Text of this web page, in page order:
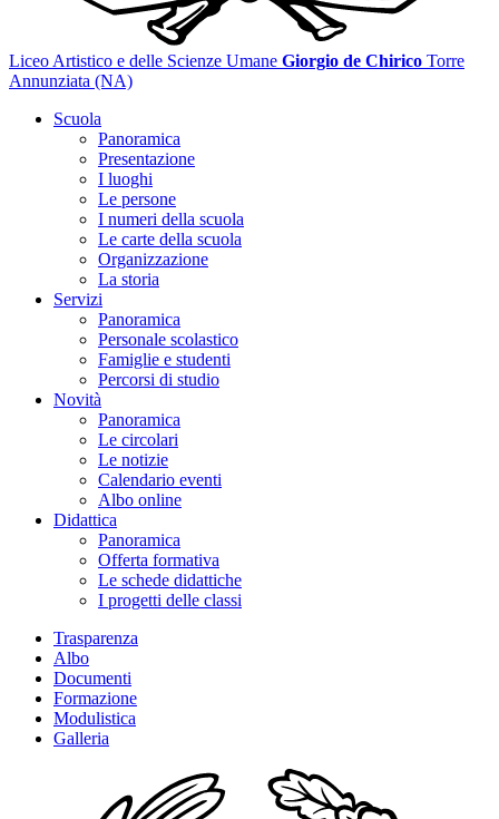
Liceo Artistico e delle Scienze Umane Giorgio de Chirico Torre
Annunziata (NA)
Scuola
Panoramica
Presentazione
I luoghi
Le persone
I numeri della scuola
Le carte della scuola
Organizzazione
La storia
Servizi
Panoramica
Personale scolastico
Famiglie e studenti
Percorsi di studio
Novità
Panoramica
Le circolari
Le notizie
Calendario eventi
Albo online
Didattica
Panoramica
Offerta formativa
Le schede didattiche
I progetti delle classi
Trasparenza
Albo
Documenti
Formazione
Modulistica
Galleria